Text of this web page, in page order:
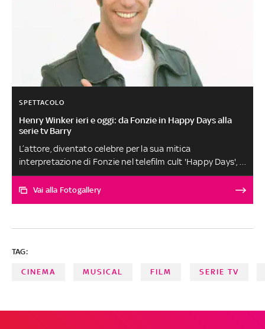
SPETTACOLO
Henry Winker ieri e oggi: da Fonzie in Happy Days alla
serie tv Barry
L’attore, diventato celebre per la sua mitica
interpretazione di Fonzie nel telefilm cult 'Happy Days', è
ora su Sky Atlantic (anche on demand e in streaming su
NOW, ogni lunedì in seconda serata, dopo 'The Nevers')
questa fotostoria
Vai alla Fotogallery
TAG:
CINEMA MUSICAL FILM SERIE TV